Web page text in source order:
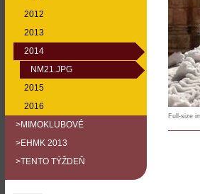
Full-size
2012
2013
2014
NM21.JPG
2015
2016
>MIMOKLUBOVÉ
>EHMK 2013
>TENTO TÝŽDEŇ